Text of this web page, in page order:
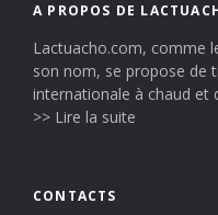
A PROPOS DE
Lactuacho.com, comme
son nom, se propose de
internationale à chaud et
>> Lire la suite
CONTACTS